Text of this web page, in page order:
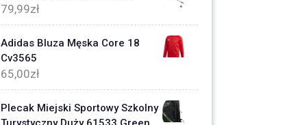
79,99zł
Adidas Bluza Męska Core 18
Cv3565
65,00zł
Plecak Miejski Sportowy Szkolny